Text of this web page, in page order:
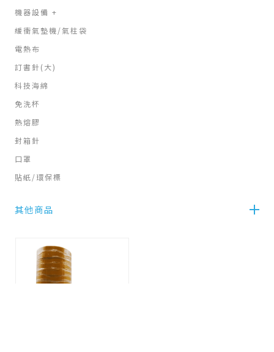
機器設備 +
緩衝氣墊機/氣柱袋
電熱布
訂書針(大)
科技海綿
免洗杯
熱熔膠
封箱針
口罩
貼紙/環保標
其他商品